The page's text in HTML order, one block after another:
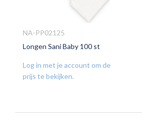
VOEG
AAN
VERLANGLIJST
NA-PP02125
Longen Sani Baby 100 st
Log in met je account om de
prijs te bekijken.